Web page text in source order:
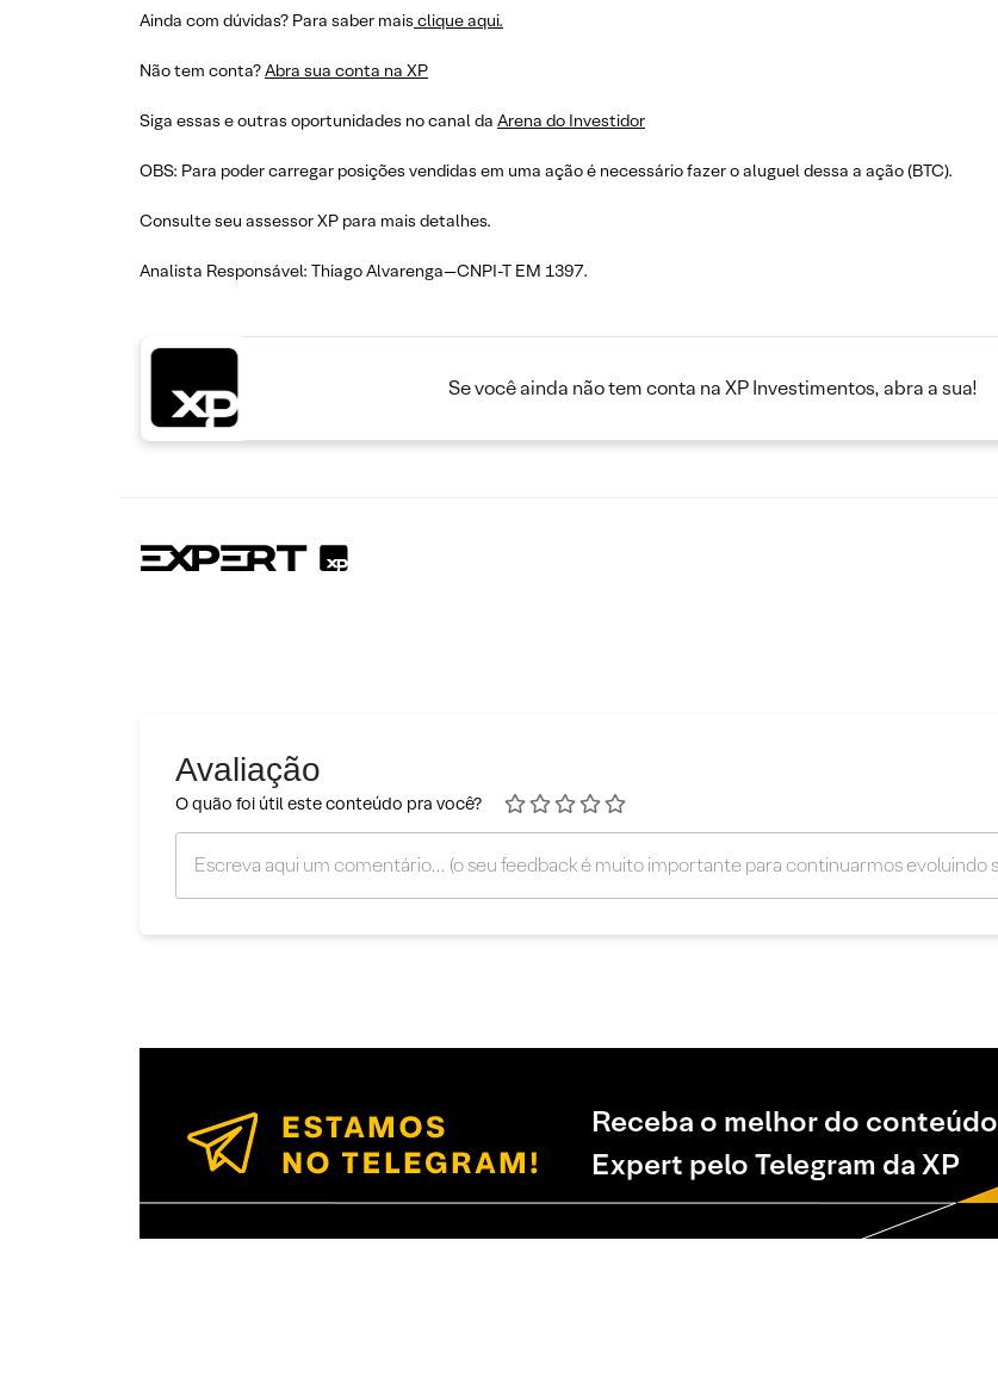
Ainda com dúvidas? Para saber mais clique aqui.
Não tem conta?Abra sua conta na XP
Siga essas e outras oportunidades no canal da Arena do Investidor
OBS: Para poder carregar posições vendidas em uma ação é necessário fazer o aluguel dessa a ação (BTC).
Consulte seu assessor XP para mais detalhes.
Analista Responsável: Thiago Alvarenga—CNPI-T EM 1397.
Se você ainda não tem conta na XP Investimentos, abra a sua!
Avaliação
O quão foi útil este conteúdo pra você?
Receba o melhor do conteúdo
Expert pelo Telegram da XP